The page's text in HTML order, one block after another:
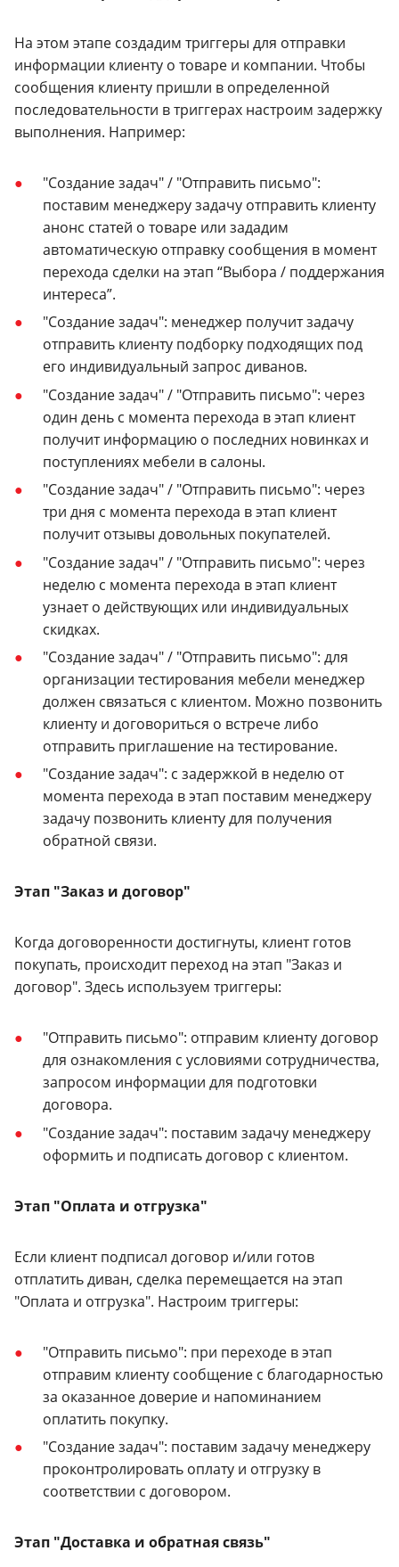
На этом этапе создадим триггеры для отправки
информации клиенту о товаре и компании. Чтобы
сообщения клиенту пришли в определенной
последовательности в триггерах настроим задержку
выполнения. Например:
"Создание задач" / "Отправить письмо":
поставим менеджеру задачу отправить клиенту
анонс статей о товаре или зададим
автоматическую отправку сообщения в момент
перехода сделки на этап “Выбора / поддержания
интереса”.
"Создание задач": менеджер получит задачу
отправить клиенту подборку подходящих под
его индивидуальный запрос диванов.
"Создание задач" / "Отправить письмо": через
один день с момента перехода в этап клиент
получит информацию о последних новинках и
поступлениях мебели в салоны.
"Создание задач" / "Отправить письмо": через
три дня с момента перехода в этап клиент
получит отзывы довольных покупателей.
"Создание задач" / "Отправить письмо": через
неделю с момента перехода в этап клиент
узнает о действующих или индивидуальных
скидках.
"Создание задач" / "Отправить письмо": для
организации тестирования мебели менеджер
должен связаться с клиентом. Можно позвонить
клиенту и договориться о встрече либо
отправить приглашение на тестирование.
"Создание задач": с задержкой в неделю от
момента перехода в этап поставим менеджеру
задачу позвонить клиенту для получения
обратной связи.
Этап "Заказ и договор"
Когда договоренности достигнуты, клиент готов
покупать, происходит переход на этап "Заказ и
договор". Здесь используем триггеры:
"Отправить письмо": отправим клиенту договор
для ознакомления с условиями сотрудничества,
запросом информации для подготовки
договора.
"Создание задач": поставим задачу менеджеру
оформить и подписать договор с клиентом.
Этап "Оплата и отгрузка"
Если клиент подписал договор и/или готов
отплатить диван, сделка перемещается на этап
"Оплата и отгрузка". Настроим триггеры:
"Отправить письмо": при переходе в этап
отправим клиенту сообщение с благодарностью
за оказанное доверие и напоминанием
оплатить покупку.
"Создание задач": поставим задачу менеджеру
проконтролировать оплату и отгрузку в
соответствии с договором.
Этап "Доставка и обратная связь"